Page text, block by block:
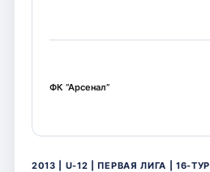
ФК “Арсенал”
2013 | U-12 | ПЕРВАЯ ЛИГА | 16-ТУР